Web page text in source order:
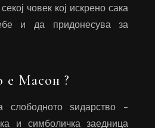
човек кој искрено сака
и да придонесува за
Масон ?
ѕидарство –
и симболичка заедница